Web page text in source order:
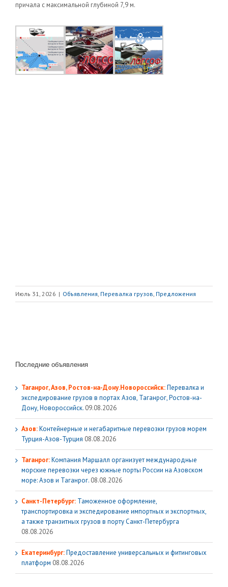
причала с максимальной глубиной 7,9 м.
Июль 31, 2026 | Объявления, Перевалка грузов, Предложения
Последние объявления
Таганрог, Азов, Ростов-на-Дону.Новороссийск:Перевалка и
экспедирование грузов в портах Азов, Таганрог, Ростов-на-
Дону, Новороссийск. 09.08.2026
Азов:Контейнерные и негабаритные перевозки грузов морем
Турция-Азов-Турция 08.08.2026
Таганрог:Компания Маршалл организует международные
морские перевозки через южные порты России на Азовском
море: Азов и Таганрог. 08.08.2026
Санкт-Петербург: Таможенное оформление,
транспортировка и экспедирование импортных и экспортных,
а также транзитных грузов в порту Санкт-Петербурга
08.08.2026
Екатеринбург:Предоставление универсальных и фитинговых
платформ 08.08.2026